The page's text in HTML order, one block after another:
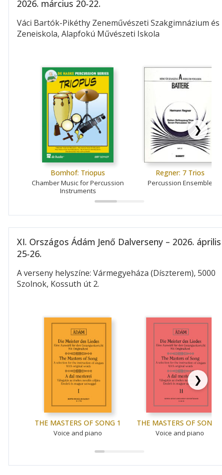
2026. március 20-22.
Váci Bartók-Pikéthy Zeneművészeti Szakgimnázium és
Zeneiskola, Alapfokú Művészeti Iskola
Bomhof: Triopus
Chamber Music for Percussion
Instruments
Regner: 7 Trios
Percussion Ensemble
❯
XI. Országos Ádám Jenő Dalverseny – 2026. április
25-26.
A verseny helyszíne: Vármegyeháza (Díszterem), 5000
Szolnok, Kossuth út 2.
THE MASTERS OF SONG 1
Voice and piano
THE MASTERS OF SONG
Voice and piano
❯